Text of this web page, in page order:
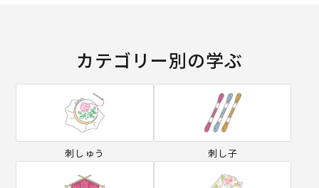
カテゴリー別の学ぶ
刺しゅう 刺し子